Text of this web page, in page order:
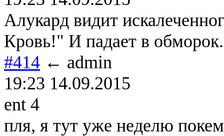
Алукард видит
Кровь!" И падает в
#414 ← admin
19:23 14.09.2015
ent 4
пля, я тут уже неделю